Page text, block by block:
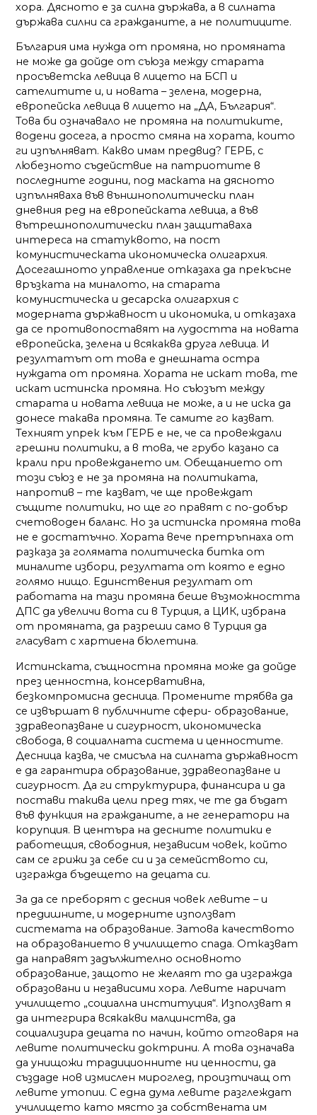
хора. Дясното е за силна държава, а в силната
държава силни са гражданите, а не политиците.
България има нужда от промяна, но промяната
не може да дойде от съюза между старата
просъветска левица в лицето на БСП и
сателитите и, и новата – зелена, модерна,
европейска левица в лицето на „ДА, България“.
Това би означавало не промяна на политиките,
водени досега, а просто смяна на хората, които
ги изпълняват. Какво имам предвид? ГЕРБ, с
любезното съдействие на патриотите в
последните години, под маската на дясното
изпълняваха във външнополитически план
дневния ред на европейската левица, а във
вътрешнополитически план защитаваха
интереса на статуквото, на пост
комунистическата икономическа олигархия.
Досегашното управление отказаха да прекъсне
връзката на миналото, на старата
комунистическа и десарска олигархия с
модерната държавност и икономика, и отказаха
да се противопоставят на лудостта на новата
европейска, зелена и всякаква друга левица. И
резултатът от това е днешната остра
нуждата от промяна. Хората не искат това, те
искат истинска промяна. Но съюзът между
старата и новата левица не може, а и не иска да
донесе такава промяна. Те самите го казват.
Техният упрек към ГЕРБ е не, че са провеждали
грешни политики, а в това, че грубо казано са
крали при провеждането им. Обещанието от
този съюз е не за промяна на политиката,
напротив – те казват, че ще провеждат
същите политики, но ще го правят с по-добър
счетоводен баланс. Но за истинска промяна това
не е достатъчно. Хората вече претръпнаха от
разказа за голямата политическа битка от
миналите избори, резултата от която е едно
голямо нищо. Единствения резултат от
работата на тази промяна беше възможността
ДПС да увеличи вота си в Турция, а ЦИК, избрана
от промяната, да разреши само в Турция да
гласуват с хартиена бюлетина.
Истинската, същностна промяна може да дойде
през ценностна, консервативна,
безкомпромисна десница. Промените трябва да
се извършат в публичните сфери- образование,
здравеопазване и сигурност, икономическа
свобода, в социалната система и ценностите.
Десница казва, че смисъла на силната държавност
е да гарантира образование, здравеопазване и
сигурност. Да ги структурира, финансира и да
постави такива цели пред тях, че те да бъдат
във функция на гражданите, а не генератори на
корупция. В центъра на десните политики е
работещия, свободния, независим човек, който
сам се грижи за себе си и за семейството си,
изгражда бъдещето на децата си.
За да се преборят с десния човек левите – и
предишните, и модерните използват
системата на образование. Затова качеството
на образованието в училището спада. Отказват
да направят задължително основното
образование, защото не желаят то да изгражда
образовани и независими хора. Левите наричат
училището „социална институция“. Използват я
да интегрира всякакви малцинства, да
социализира децата по начин, който отговаря на
левите политически доктрини. А това означава
да унищожи традиционните ни ценности, да
създаде нов измислен мироглед, произтичащ от
левите утопии. С една дума левите разглеждат
училището като място за собствената им